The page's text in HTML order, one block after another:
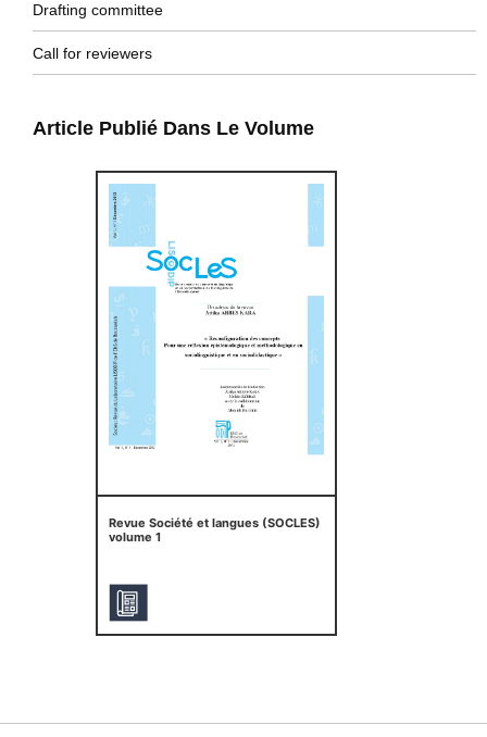
Drafting committee
Call for reviewers
Article Publié Dans Le Volume
Revue Société et langues (SOCLES)
volume 1